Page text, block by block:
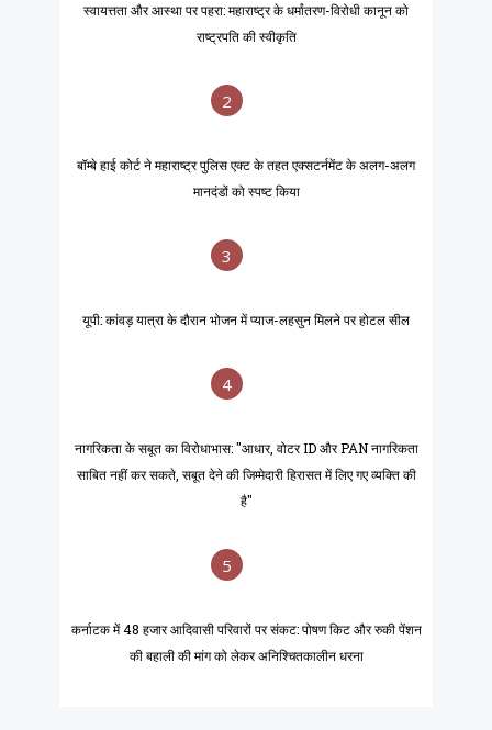
स्वायत्तता और आस्था पर पहरा: महाराष्ट्र के धर्मांतरण-विरोधी कानून को
राष्ट्रपति की स्वीकृति
2
बॉम्बे हाई कोर्ट ने महाराष्ट्र पुलिस एक्ट के तहत एक्सटर्नमेंट के अलग-अलग
मानदंडों को स्पष्ट किया
3
यूपी: कांवड़ यात्रा के दौरान भोजन में प्याज-लहसुन मिलने पर होटल सील
4
नागरिकता के सबूत का विरोधाभास: "आधार, वोटर ID और PAN नागरिकता
साबित नहीं कर सकते, सबूत देने की जिम्मेदारी हिरासत में लिए गए व्यक्ति की
है"
5
कर्नाटक में 48 हजार आदिवासी परिवारों पर संकट: पोषण किट और रुकी पेंशन
की बहाली की मांग को लेकर अनिश्चितकालीन धरना